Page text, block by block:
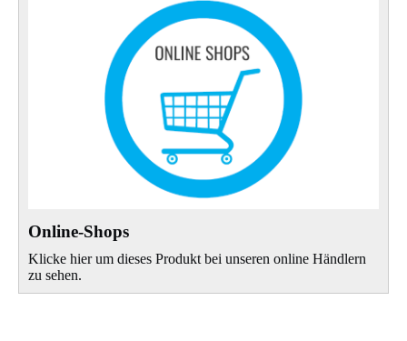
Online-Shops
Klicke hier um dieses Produkt bei unseren online Händlern
zu sehen.